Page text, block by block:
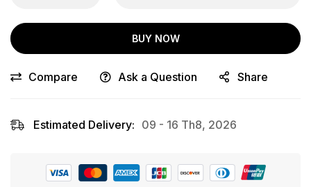
BUY NOW
Compare Ask a Question Share
Estimated Delivery: 09 - 16 Th8, 2026